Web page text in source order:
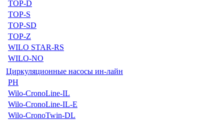
TOP-D
TOP-S
TOP-SD
TOP-Z
WILO STAR-RS
WILO-NO
Циркуляционные насосы ин-лайн
PH
Wilo-CronoLine-IL
Wilo-CronoLine-IL-E
Wilo-CronoTwin-DL